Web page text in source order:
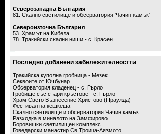
Северозападна България
81. Скално светилище и обсерватория 'Чачин камък'
Североизточна България
53. Храмът на Кибела
78. Тракийски скални ниши - с. Красен
Последно добавени забележителностти
Тракийска куполна гробница - Мезек
Секвоите от Ючбунар
Обсерватория кладенец - с. Гърло
Гробище със стари кръстове - с. Гърло
Храм Свето Възнесение Христово (Праужда)
Фестивал на кешкеша
Скално светилище и обсерватория Чачин камък
Разходка в миналото на Замфирово
Боровишки светилищен комплекс
Говедарски манастир Св.Троица-Аязмото